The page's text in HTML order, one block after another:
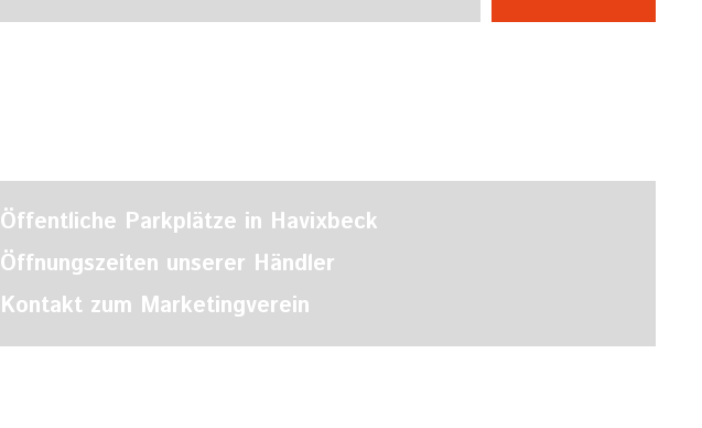
Öffentliche Parkplätze in Havixbeck
Öffnungszeiten unserer Händler
Kontakt zum Marketingverein